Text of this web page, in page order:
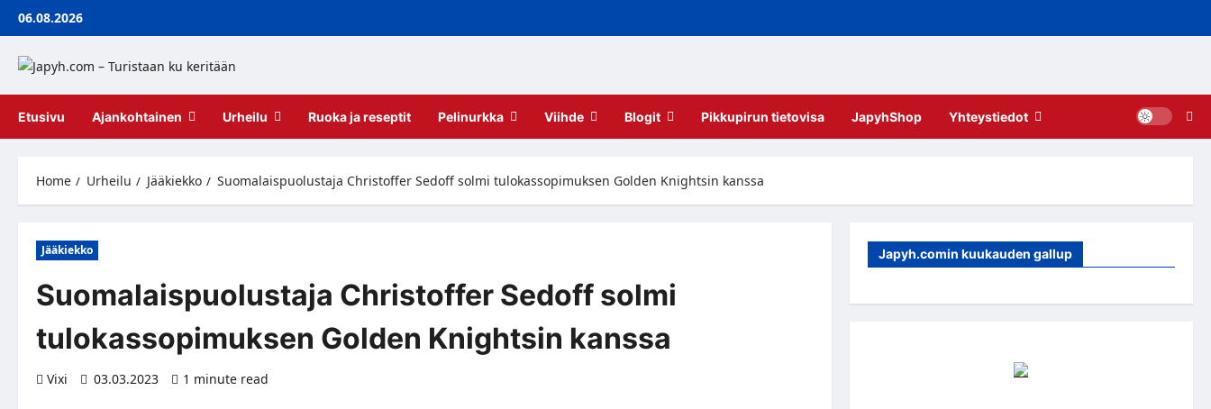
Skip06.08.2026
Etusivu Ajankohtainen Urheilu Ruoka ja reseptit Pelinurkka Viihde Blogit Pikkupirun tietovisa JapyhShop Yhteystiedot
Home Urheilu Jääkiekko Suomalaispuolustaja Christoffer Sedoff solmi tulokassopimuksen Golden Knightsin kanssa
Jääkiekko
Suomalaispuolustaja Christoffer Sedoff solmi
tulokassopimuksen Golden Knightsin kanssa
Vixi 03.03.2023 1 minute read
Japyh.comin kuukauden gallup